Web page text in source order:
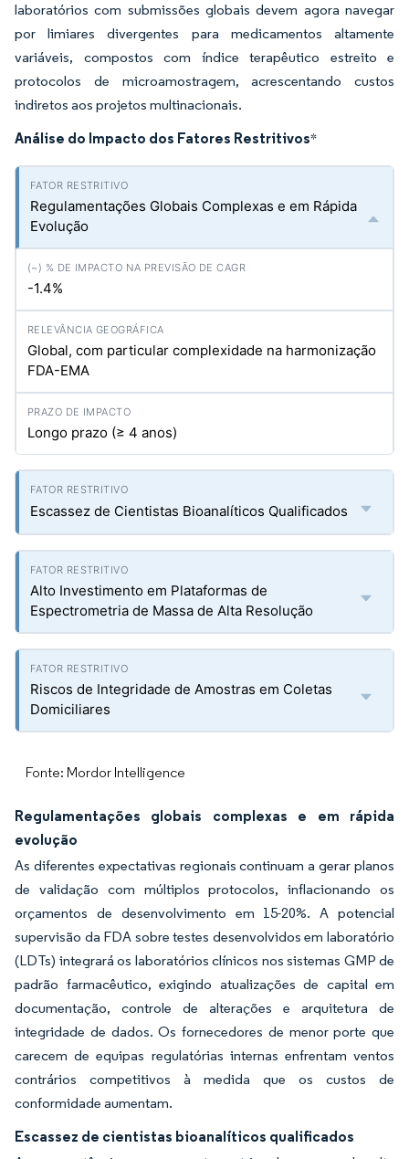
laboratórios com submissões globais devem agora navegar
por limiares divergentes para medicamentos altamente
variáveis, compostos com índice terapêutico estreito e
protocolos de microamostragem, acrescentando custos
indiretos aos projetos multinacionais.
Análise do Impacto dos Fatores Restritivos*
Regulamentações Globais Complexas e em Rápida
Evolução
-1.4%
Global, com particular complexidade na harmonização
FDA-EMA
Longo prazo (≥ 4 anos)
Escassez de Cientistas Bioanalíticos Qualificados
Alto Investimento em Plataformas de
Espectrometria de Massa de Alta Resolução
Riscos de Integridade de Amostras em Coletas
Domiciliares
Fonte: Mordor Intelligence
Regulamentações globais complexas e em rápida
evolução
As diferentes expectativas regionais continuam a gerar planos
de validação com múltiplos protocolos, inflacionando os
orçamentos de desenvolvimento em 15-20%. A potencial
supervisão da FDA sobre testes desenvolvidos em laboratório
(LDTs) integrará os laboratórios clínicos nos sistemas GMP de
padrão farmacêutico, exigindo atualizações de capital em
documentação, controle de alterações e arquitetura de
integridade de dados. Os fornecedores de menor porte que
carecem de equipas regulatórias internas enfrentam ventos
contrários competitivos à medida que os custos de
conformidade aumentam.
Escassez de cientistas bioanalíticos qualificados